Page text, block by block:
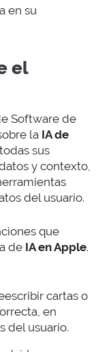
en su
el
Software de
la IA de
sus
y contexto,
del usuario.
que
de IA en Apple.
cartas o
en
del usuario.